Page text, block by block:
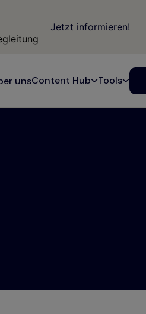
Jetzt informieren!
unsContent Hub Tools